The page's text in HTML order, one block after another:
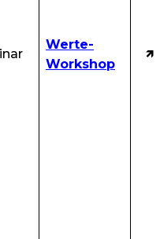
Werte-
Workshop
🡽